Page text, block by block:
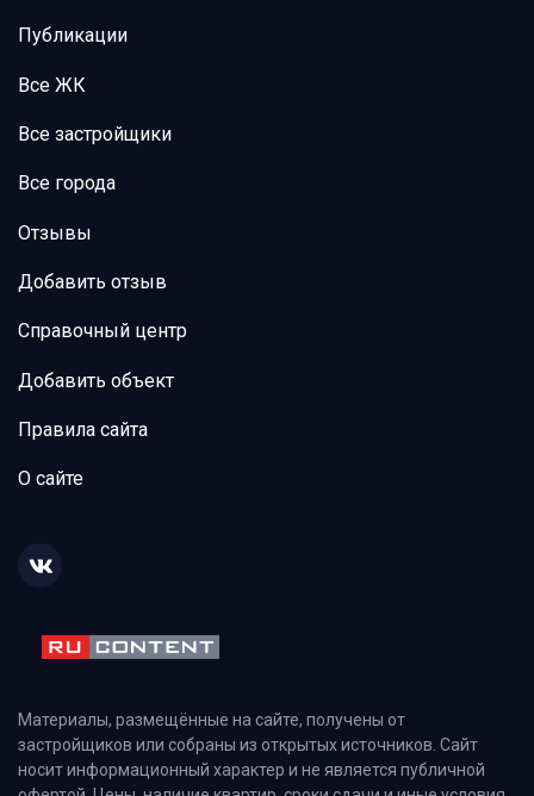
Публикации
Все ЖК
Все застройщики
Все города
Отзывы
Добавить отзыв
Справочный центр
Добавить объект
Правила сайта
О сайте
Материалы, размещённые на сайте, получены от
застройщиков или собраны из открытых источников. Сайт
носит информационный характер и не является публичной